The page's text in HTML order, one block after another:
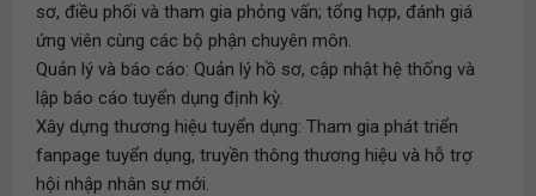
sơ, điều phối và tham gia phỏng vấn; tổng hợp, đánh giá
ứng viên cùng các bộ phận chuyên môn.
Quản lý và báo cáo: Quản lý hồ sơ, cập nhật hệ thống và
lập báo cáo tuyển dụng định kỳ.
Xây dựng thương hiệu tuyển dụng: Tham gia phát triển
fanpage tuyển dụng, truyền thông thương hiệu và hỗ trợ
hội nhập nhân sự mới.